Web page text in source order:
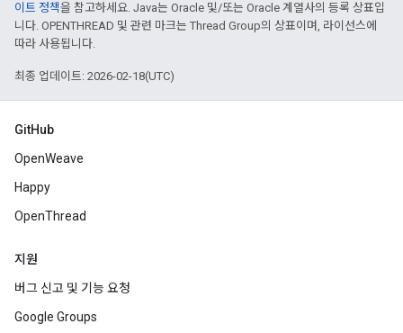
이트 정책을 참고하세요. Java는 Oracle 및/또는 Oracle 계열사의 등록 상표입
니다. OPENTHREAD 및 관련 마크는 Thread Group의 상표이며, 라이선스에
따라 사용됩니다.
최종 업데이트: 2026-02-18(UTC)
GitHub
OpenWeave
Happy
OpenThread
지원
버그 신고 및 기능 요청
Google Groups